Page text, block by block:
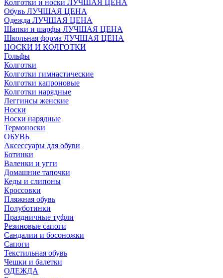
Колготки и носки ЛУЧШАЯ ЦЕНА
Обувь ЛУЧШАЯ ЦЕНА
Одежда ЛУЧШАЯ ЦЕНА
Шапки и шарфы ЛУЧШАЯ ЦЕНА
Школьная форма ЛУЧШАЯ ЦЕНА
НОСКИ И КОЛГОТКИ
Гольфы
Колготки
Колготки гимнастические
Колготки капроновые
Колготки нарядные
Леггинсы женские
Носки
Носки нарядные
Термоноски
ОБУВЬ
Аксессуары для обуви
Ботинки
Валенки и угги
Домашние тапочки
Кеды и слипоны
Кроссовки
Пляжная обувь
Полуботинки
Праздничные туфли
Резиновые сапоги
Сандалии и босоножки
Сапоги
Текстильная обувь
Чешки и балетки
ОДЕЖДА